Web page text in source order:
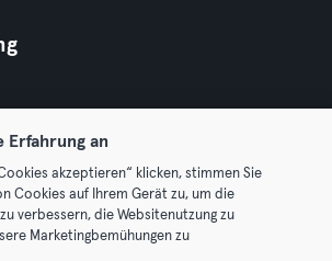
Erfahrung an
akzeptieren“ klicken, stimmen Sie
Cookies auf Ihrem Gerät zu, um die
verbessern, die Websitenutzung zu
Marketingbemühungen zu